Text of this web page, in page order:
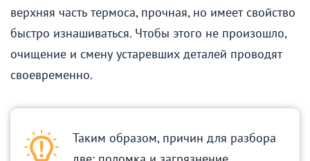
верхняя часть термоса, прочная, но имеет свойство
быстро изнашиваться. Чтобы этого не произошло,
очищение и смену устаревших деталей проводят
своевременно.
Таким образом, причин для разбора